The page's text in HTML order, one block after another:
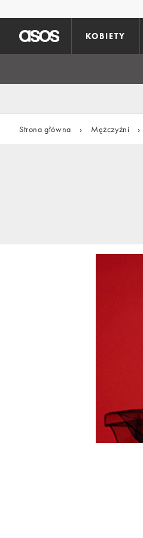
KOBIETY
Strona główna › Mężczyźni ›